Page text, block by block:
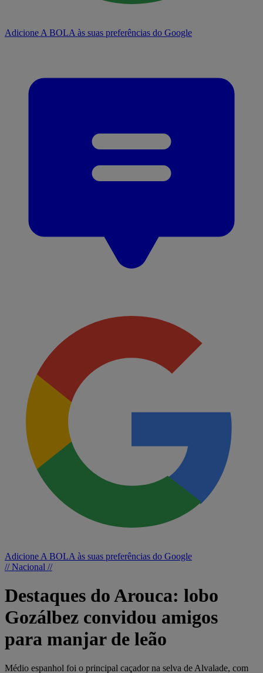
Adicione A BOLA às suas preferências do Google
Adicione A BOLA às suas preferências do Google
// Nacional //
Destaques do Arouca: lobo
Gozálbez convidou amigos
para manjar de leão
Médio espanhol foi o principal caçador na selva de Alvalade, com